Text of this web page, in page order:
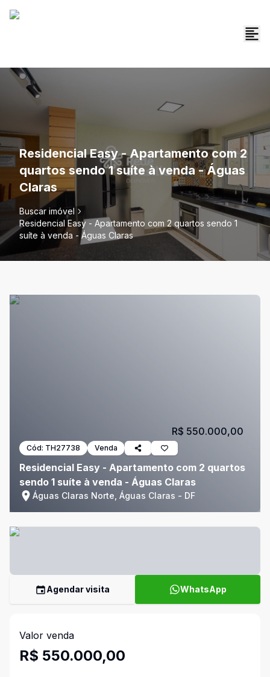
Residencial Easy - Apartamento com 2
quartos sendo 1 suíte à venda - Águas
Claras
Buscar imóvel
Residencial Easy - Apartamento com 2 quartos sendo 1
suíte à venda - Águas Claras
Cód: TH27738 Venda
Residencial Easy - Apartamento com 2 quartos
sendo 1 suíte à venda - Águas Claras
Águas Claras Norte, Águas Claras - DF
R$ 550.000,00
Agendar visita WhatsApp
Valor venda
R$ 550.000,00